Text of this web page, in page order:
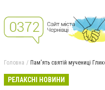
Головна Пам'ять святій мучениці
РЕЛАКСНІ НОВИНИ